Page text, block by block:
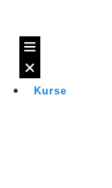
Kurse